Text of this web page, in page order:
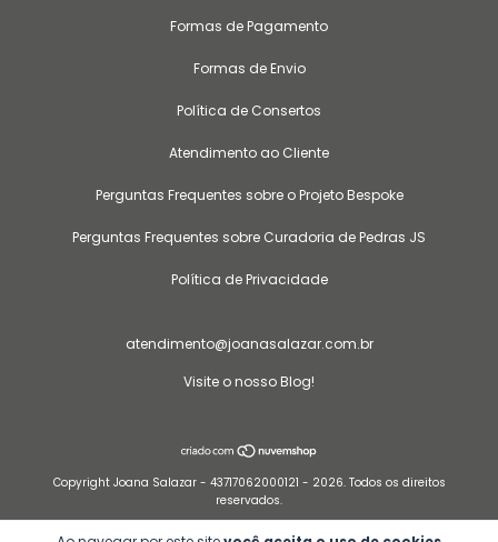
Formas de Pagamento
Formas de Envio
Política de Consertos
Atendimento ao Cliente
Perguntas Frequentes sobre o Projeto Bespoke
Perguntas Frequentes sobre Curadoria de Pedras JS
Política de Privacidade
atendimento@joanasalazar.com.br
Visite o nosso Blog!
Copyright Joana Salazar - 43717062000121 - 2026. Todos os direitos
reservados.